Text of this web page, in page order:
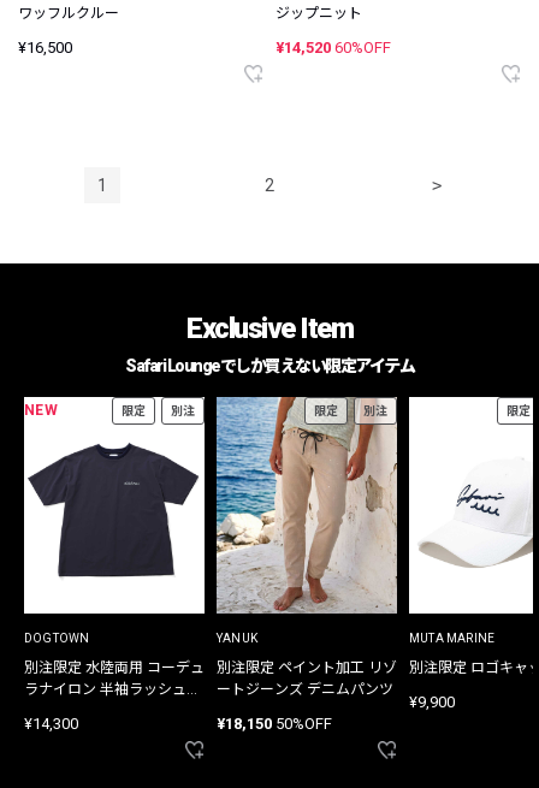
ワッフルクルー
¥16,500
ジップニット
¥14,520 60%OFF
1 2 >
Exclusive Item
Safari Loungeでしか買えない限定アイテム
NEW 限定 別注
DOGTOWN
別注限定 水陸両用 コーデュ
ラナイロン 半袖ラッシュガ
¥14,300
限定 別注
YANUK
別注限定 ペイント加工 リゾ
ートジーンズ デニムパンツ
¥18,150 50%OFF
限定
MUTA MARINE
別注限定 ロゴキャ
¥9,900